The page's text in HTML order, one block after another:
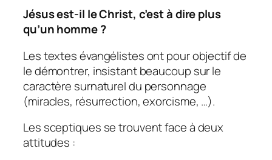
Jésus est-il le Christ, c’est à dire plus
qu’un homme ?
Les textes évangélistes ont pour objectif de
le démontrer, insistant beaucoup sur le
caractère surnaturel du personnage
(miracles, résurrection, exorcisme, …).
Les sceptiques se trouvent face à deux
attitudes :